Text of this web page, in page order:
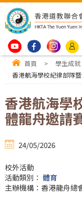
首頁 > 學生成就
香港航海學校紀律部隊
香港航海學
體龍舟邀請
24/05/2026
校外活動
活動類別： 體育
主辦機構：香港龍舟總